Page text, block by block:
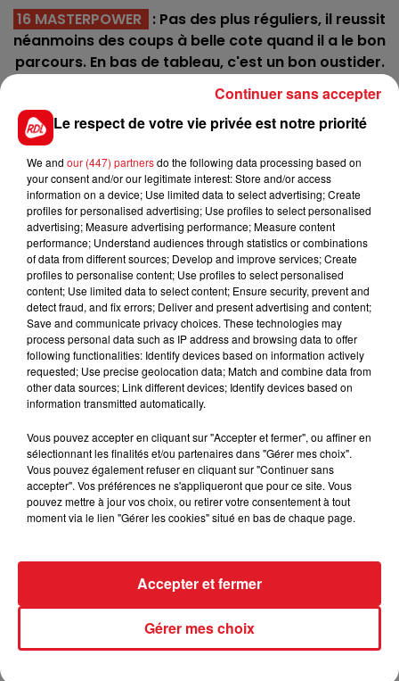
16 MASTERPOWER : Pas des plus réguliers, il reussit
néanmoins des coups à belle cote quand il a le bon
parcours. En bas de tableau, c'est un bon oustider.
*****
En direct des pistes :
DU LANDRET - 806 GRISBI DU VIVIER -
FILS D'ACTUS
15 juillet 2026
BÉTHUNE: ENQUÊTE POUR HOMICIDE
Selon les premiers éléments, le logement servait
à des prostituées
Le respect de votre vie privée est notre priorité
We and our (447) partnersdo the following data processing based on
your consent and/or our legitimate interest: Store and/or access
information on a device; Use limited data to select advertising; Create
profiles for personalised advertising; Use profiles to select personalised
advertising; Measure advertising performance; Measure content
performance; Understand audiences through statistics or combinations
of data from different sources; Develop and improve services; Create
profiles to personalise content; Use profiles to select personalised
content; Use limited data to select content; Ensure security, prevent and
detect fraud, and fix errors; Deliver and present advertising and content;
Save and communicate privacy choices. These technologies may
process personal data such as IP address and browsing data to offer
following functionalities: Identify devices based on information actively
requested; Use precise geolocation data; Match and combine data from
other data sources; Link different devices; Identify devices based on
information transmitted automatically.
Vous pouvez accepter en cliquant sur "Accepter et fermer", ou affiner en
sélectionnant les finalités et/ou partenaires dans "Gérer mes choix".
Vous pouvez également refuser en cliquant sur "Continuer sans
accepter". Vos préférences ne s'appliqueront que pour ce site. Vous
pouvez mettre à jour vos choix, ou retirer votre consentement à tout
moment via le lien "Gérer les cookies" situé en bas de chaque page.
Gérer mes choix
Accepter et fermer
Continuer sans accepter